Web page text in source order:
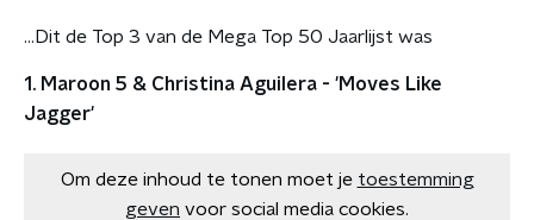
...Dit de Top 3 van de Mega Top 50 Jaarlijst was
1. Maroon 5 & Christina Aguilera - 'Moves Like
Jagger'
Om deze inhoud te tonen moet je toestemming
geven voor social media cookies.